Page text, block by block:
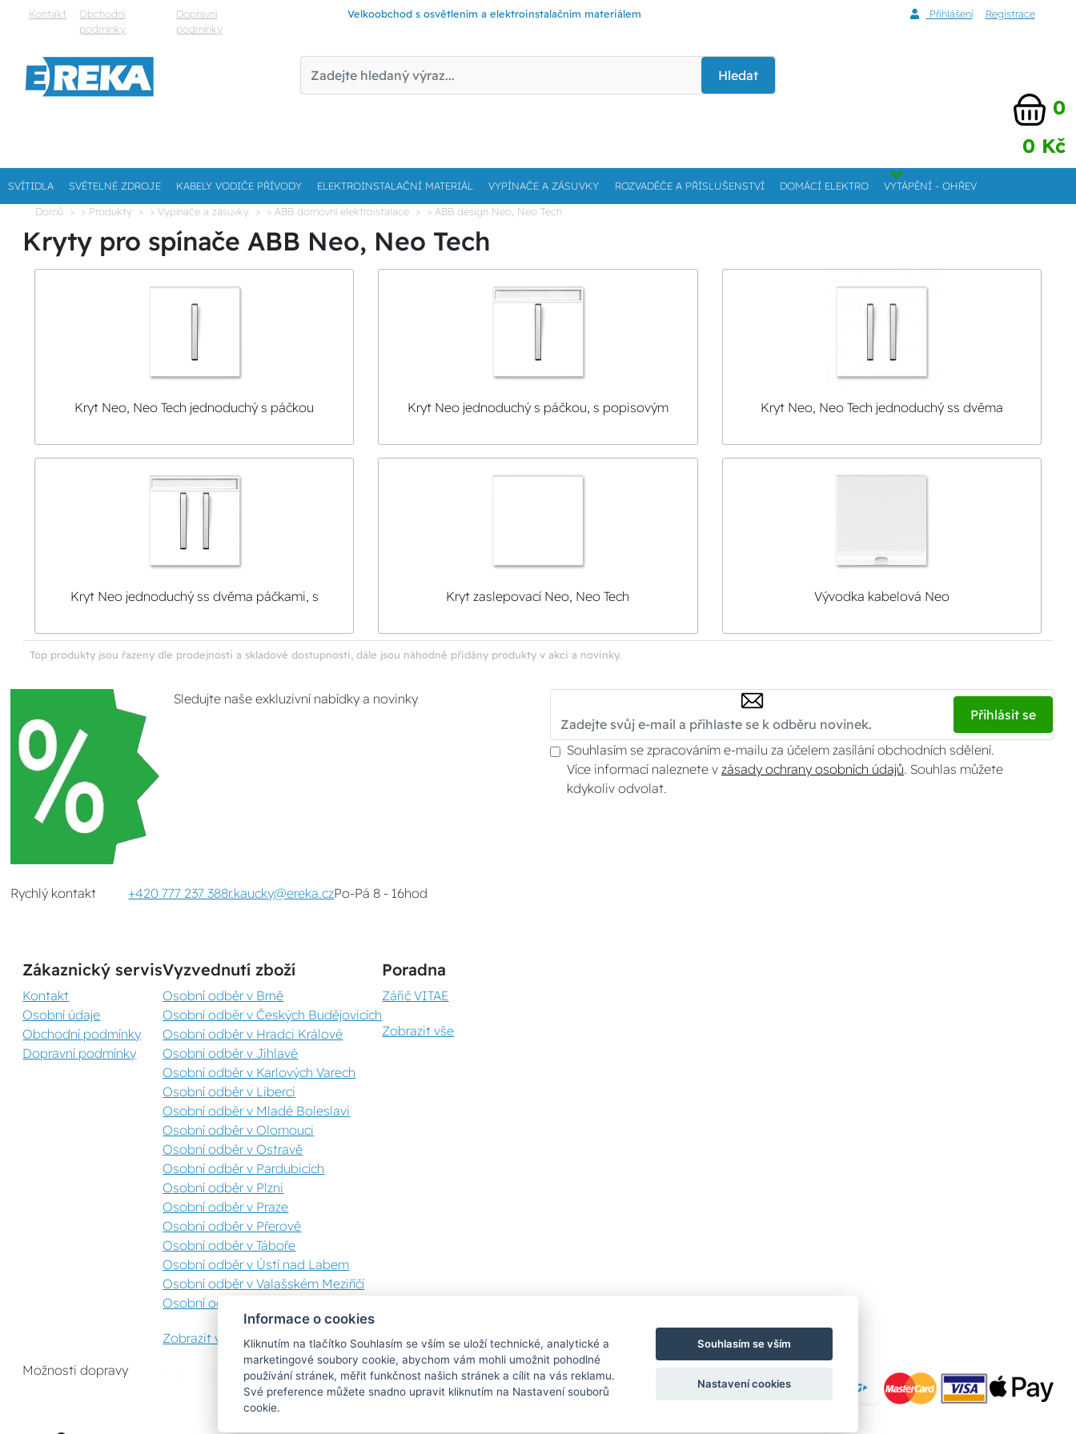
Kontakt
Obchodní
podmínky
Dopravní
podmínky
Velkoobchod s osvětlením a elektroinstalačním materiálem Přihlášení Registrace
Hledat
0
0 Kč
SVÍTIDLA SVĚTELNÉ ZDROJE KABELY VODIČE PŘÍVODY ELEKTROINSTALAČNÍ MATERIÁL VYPÍNAČE A ZÁSUVKY ROZVADĚČE A PŘÍSLUŠENSTVÍ DOMÁCÍ ELEKTRO VYTÁPĚNÍ - OHŘEV
Domů > Produkty > Vypínače a zásuvky > ABB domovní elektroistalace > ABB design Neo, Neo Tech
Kryty pro spínače ABB Neo, Neo Tech
Kryt Neo, Neo Tech jednoduchý s páčkou
Kryt Neo jednoduchý s páčkou, s popisovým
Kryt Neo, Neo Tech jednoduchý ss dvěma
Kryt Neo jednoduchý ss dvěma páčkami, s
Kryt zaslepovací Neo, Neo Tech Vývodka kabelová Neo
Top produkty jsou řazeny dle prodejnosti a skladové dostupnosti, dále jsou náhodně přidány produkty v akci a novinky.
Sledujte naše exkluzivní nabídky a novinky
Přihlásit se
Souhlasím se zpracováním e-mailu za účelem zasílání obchodních sdělení.
Více informací naleznete v zásady ochrany osobních údajů. Souhlas můžete
kdykoliv odvolat.
Rychlý kontakt +420 777 237 388r.kaucky@ereka.czPo-Pá 8 - 16hod
Zákaznický servis
Kontakt
Osobní údaje
Obchodní podmínky
Dopravní podmínky
Vyzvednutí zboží
Osobní odběr v Brně
Osobní odběr v Českých Budějovicích
Osobní odběr v Hradci Králové
Osobní odběr v Jihlavě
Osobní odběr v Karlových Varech
Osobní odběr v Liberci
Osobní odběr v Mladé Boleslavi
Osobní odběr v Olomouci
Osobní odběr v Ostravě
Osobní odběr v Pardubicích
Osobní odběr v Plzni
Osobní odběr v Praze
Osobní odběr v Přerově
Osobní odběr v Táboře
Osobní odběr v Ústí nad Labem
Osobní odběr v Valašském Meziříčí
Osobní odběr v Zlíně
Zobrazit vše
Poradna
Zářič VITAE
Zobrazit vše
Možnosti dopravy Bezpečná a rychlá platba
Informace o cookies
Kliknutím na tlačítko Souhlasím se vším se uloží technické, analytické a
marketingové soubory cookie, abychom vám mohli umožnit pohodlné
používání stránek, měřit funkčnost našich stránek a cílit na vás reklamu.
Své preference můžete snadno upravit kliknutím na Nastavení souborů
cookie.
Souhlasím se vším
Nastavení cookies